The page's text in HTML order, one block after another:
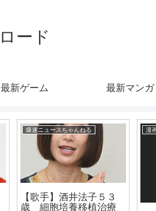
ロード
最新ゲーム 最新マンガ
漫画まとめ速報